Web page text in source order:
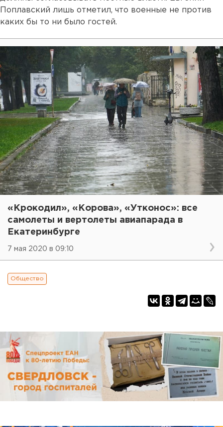
Поплавский лишь отметил, что военные не против
каких бы то ни было гостей.
«Крокодил», «Корова», «Утконос»: все
самолеты и вертолеты авиапарада в
Екатеринбурге
7 мая 2020 в 09:10
Общество